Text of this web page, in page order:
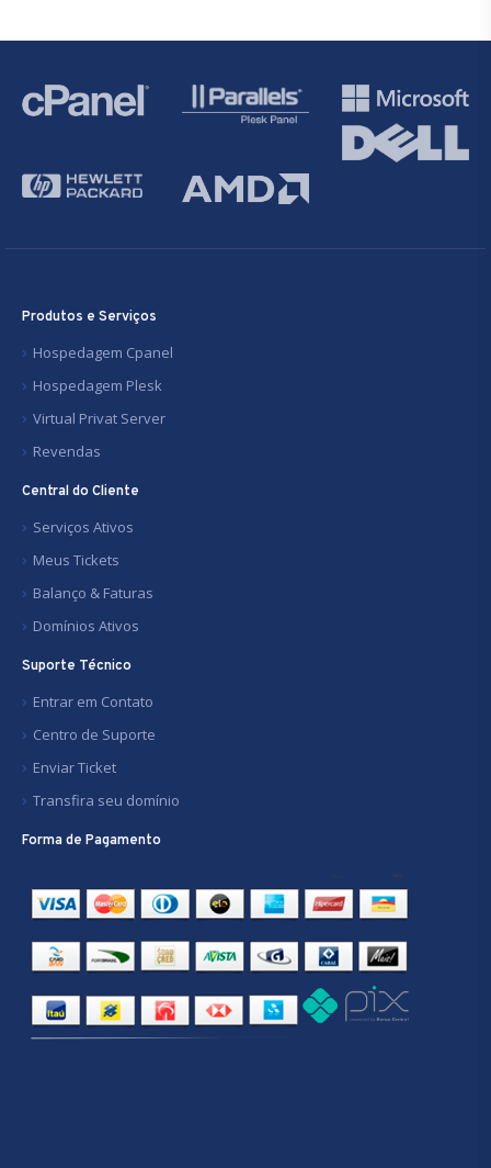
Produtos e Serviços
Hospedagem Cpanel
Hospedagem Plesk
Virtual Privat Server
Revendas
Central do Cliente
Serviços Ativos
Meus Tickets
Balanço & Faturas
Domínios Ativos
Suporte Técnico
Entrar em Contato
Centro de Suporte
Enviar Ticket
Transfira seu domínio
Forma de Pagamento